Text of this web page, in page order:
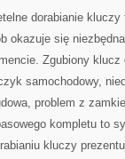
dorabianie
okazuje się
Zgubiony
samochodowy,
problem z
kompletu to
kluczy